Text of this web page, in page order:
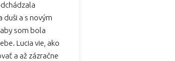
duši a s novým
som bola
Lucia vie, ako
a až zázračne